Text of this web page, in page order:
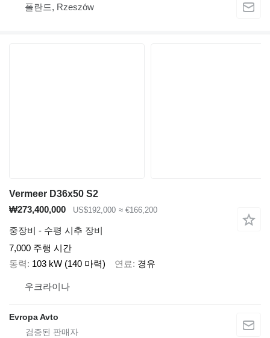
폴란드, Rzeszów
Vermeer D36x50 S2
₩273,400,000
US$192,000 ≈ €166,200
중장비 - 수평 시추 장비
7,000 주행 시간
동력
103 kW (140 마력) 연료 경유
우크라이나
Evropa Avto